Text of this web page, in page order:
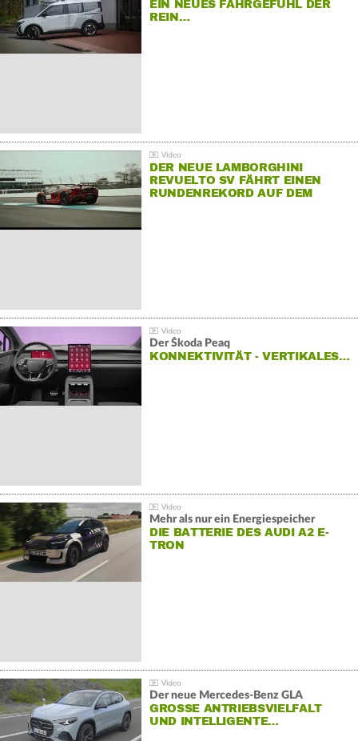
EIN NEUES FAHRGEFÜHL DER
REIN…
DER NEUE LAMBORGHINI
REVUELTO SV FÄHRT EINEN
RUNDENREKORD AUF DEM
Der Škoda Peaq
KONNEKTIVITÄT - VERTIKALES…
Mehr als nur ein Energiespeicher
DIE BATTERIE DES AUDI A2 E-
TRON
Der neue Mercedes-Benz GLA
GROSSE ANTRIEBSVIELFALT U
ND INTELLIGENTE…